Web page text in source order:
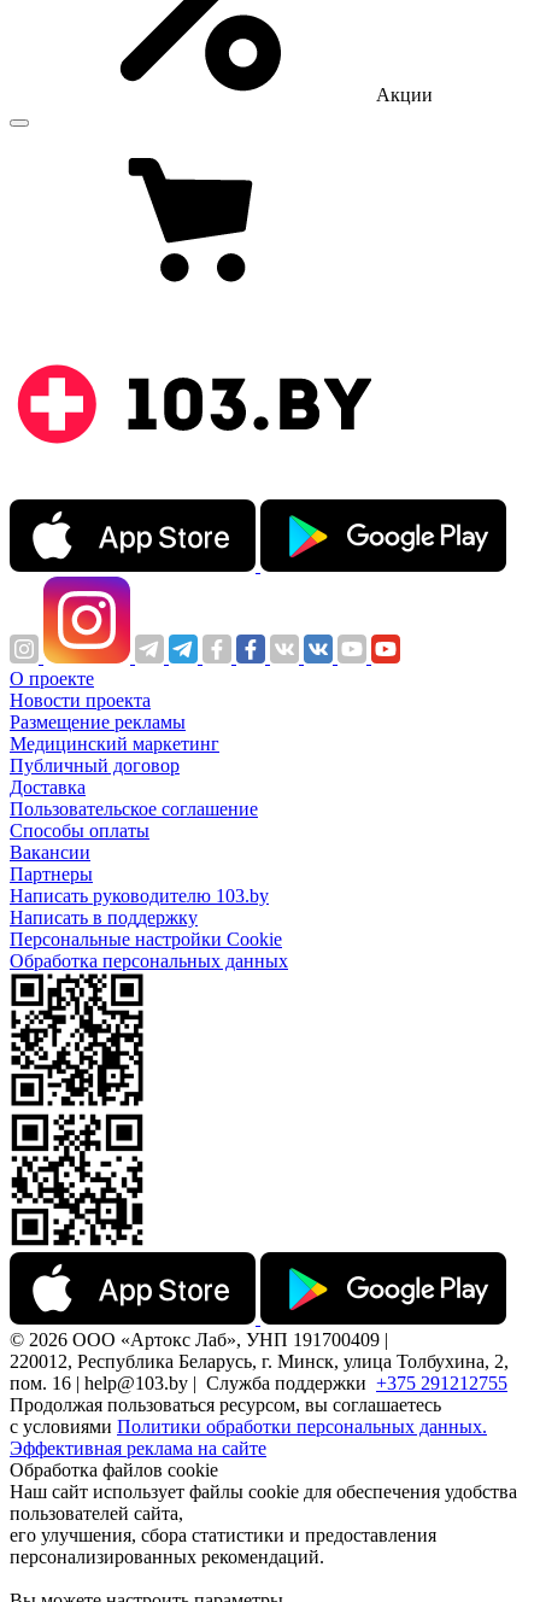
Акции
О проекте
Новости проекта
Размещение рекламы
Медицинский маркетинг
Публичный договор
Доставка
Пользовательское соглашение
Способы оплаты
Вакансии
Партнеры
Написать руководителю 103.by
Написать в поддержку
Персональные настройки Cookie
Обработка персональных данных
© 2026 ООО «Артокс Лаб», УНП 191700409 |
220012, Республика Беларусь, г. Минск, улица Толбухина, 2,
пом. 16 | help@103.by | Служба поддержки +375 291212755
Продолжая пользоваться ресурсом, вы соглашаетесь
с условиями Политики обработки персональных данных.
Эффективная реклама на сайте
Обработка файлов cookie
Наш сайт использует файлы cookie для обеспечения удобства
пользователей сайта,
его улучшения, сбора статистики и предоставления
персонализированных рекомендаций.